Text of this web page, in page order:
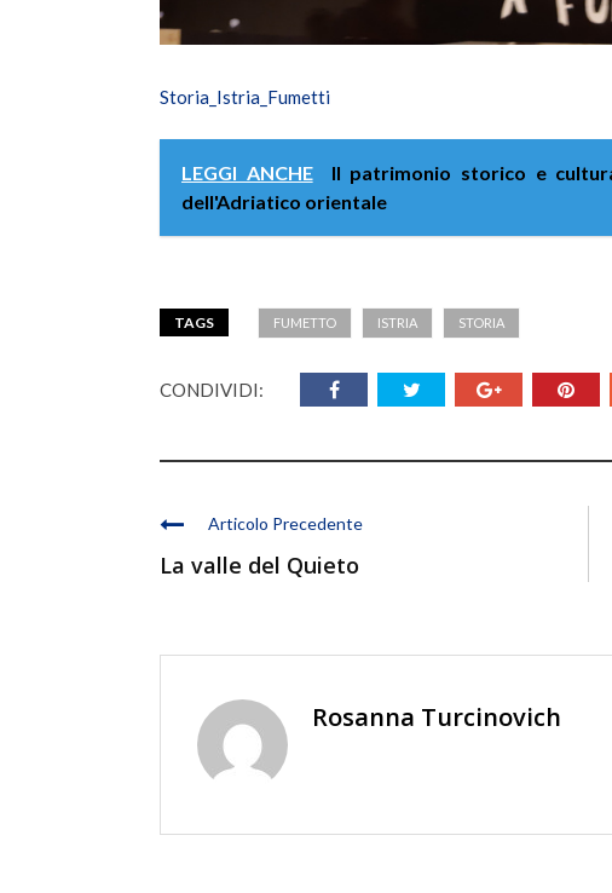
Storia_Istria_Fumetti
LEGGI ANCHE
Il patrimonio storico e
dell'Adriatico orientale
TAGS FUMETTO ISTRIA STORIA
CONDIVIDI:
Articolo Precedente
La valle del Quieto
Rosanna Turcinovich